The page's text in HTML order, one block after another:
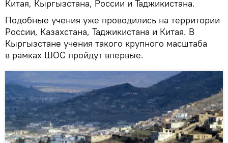
Китая, Кыргызстана, России и Таджикистана.
Подобные учения уже проводились на территории
России, Казахстана, Таджикистана и Китая. В
Кыргызстане учения такого крупного масштаба
в рамках ШОС пройдут впервые.